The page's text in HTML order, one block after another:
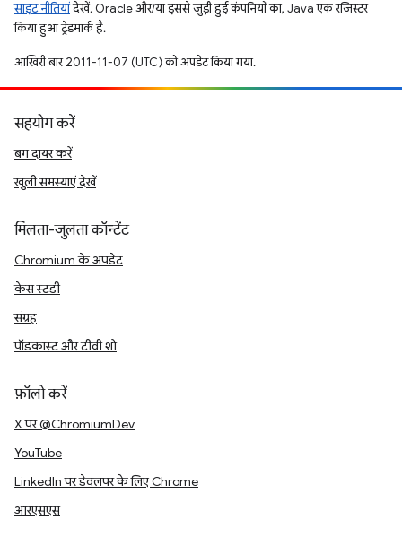
साइट नीतियांदेखें. Oracle और/या इससे जुड़ी हुई कंपनियों का, Java एक रजिस्टर
किया हुआ ट्रेडमार्क है.
आखिरी बार 2011-11-07 (UTC) को अपडेट किया गया.
सहयोग करें
बग दायर करें
खुली समस्याएं देखें
मिलता-जुलता कॉन्टेंट
Chromium के अपडेट
केस स्टडी
संग्रह
पॉडकास्ट और टीवी शो
फ़ॉलो करें
X पर @ChromiumDev
YouTube
LinkedIn पर डेवलपर के लिए Chrome
आरएसएस